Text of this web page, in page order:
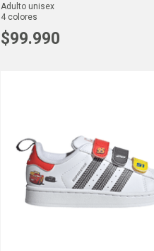
adulto unisex
4 colores
$99.990